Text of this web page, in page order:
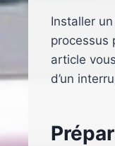
Installer
processus
article
d’un